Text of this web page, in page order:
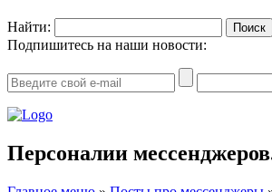
Найти:
Подпишитесь на наши новости:
Персоналии